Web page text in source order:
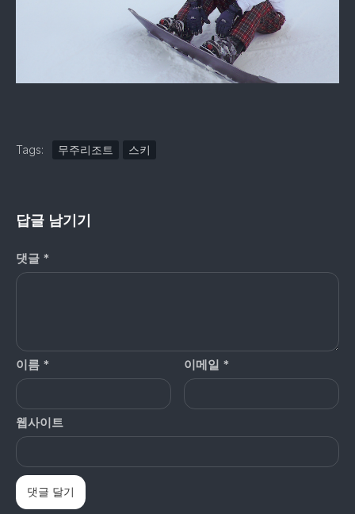
Tags: 무주리조트 스키
답글 남기기
댓글 *
이름 * 이메일 *
웹사이트